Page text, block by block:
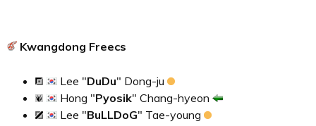
Kwangdong Freecs
Lee "DuDu" Dong-ju
Hong "Pyosik" Chang-hyeon
Lee "BuLLDoG" Tae-young